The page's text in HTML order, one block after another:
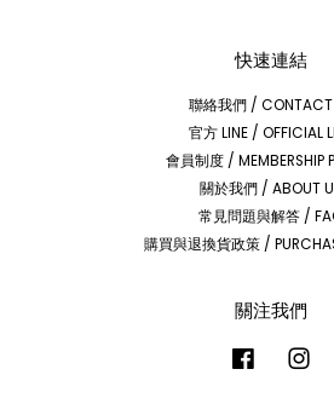
快速連結
聯絡我們 / CONTACT
官方 LINE / OFFICIAL
會員制度 / MEMBERSHIP
關於我們 / ABOUT
常見問題與解答 /
購買與退換貨政策 /
關注我們
Facebook